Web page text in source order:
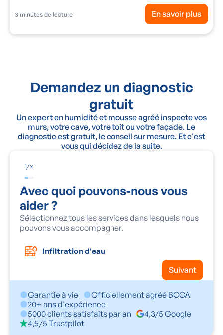
3 minutes de lecture En savoir plus
Demandez un diagnostic
gratuit
Un expert en humidité et mousse agréé inspecte vos
murs, votre cave, votre toit ou votre façade. Le
diagnostic est gratuit, le conseil sur mesure. Et c'est
vous qui décidez de la suite.
1/x
Avec quoi pouvons-nous vous
aider ?
Sélectionnez tous les services dans lesquels nous
pouvons vous accompagner.
Infiltration d'eau
Suivant
Garantie à vie
Officiellement agréé BCCA
20+ ans d'expérience
5000 clients satisfaits par an
4,3/5 Google
4,5/5 Trustpilot